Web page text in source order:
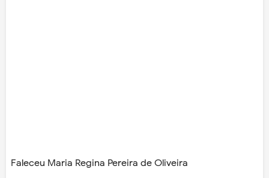
Faleceu Maria Regina Pereira de Oliveira